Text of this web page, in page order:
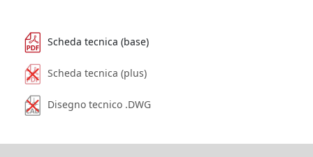
Scheda tecnica (base)
Scheda tecnica (plus)
Disegno tecnico .DWG